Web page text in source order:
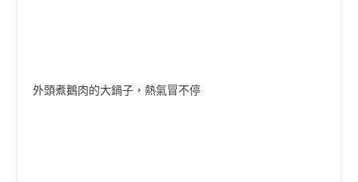
外頭煮鵝肉的大鍋子，熱氣冒不停